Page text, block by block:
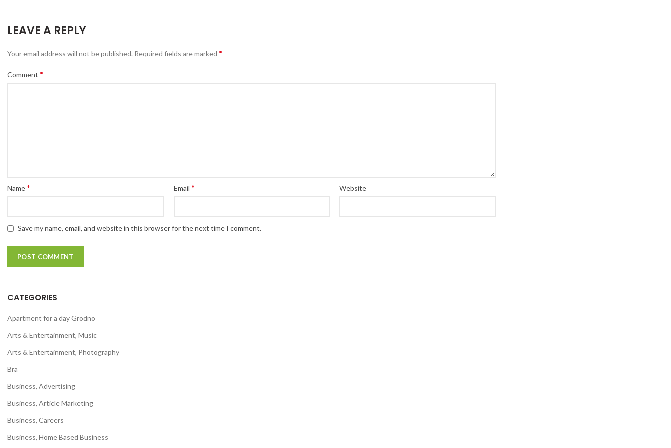
LEAVE A REPLY
Your email address will not be published. Required fields are marked *
Comment *
Name* Email * Website
Save my name, email, and website in this browser for the next time I comment.
CATEGORIES
Apartment for a day Grodno
Arts & Entertainment, Music
Arts & Entertainment, Photography
Bra
Business, Advertising
Business, Article Marketing
Business, Careers
Business, Home Based Business